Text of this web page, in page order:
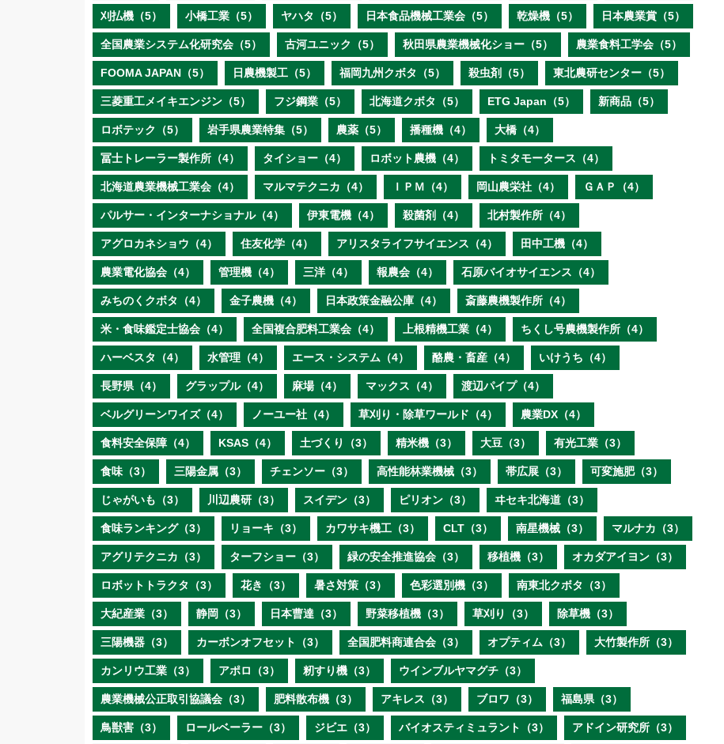
刈払機（5） 小橋工業（5） ヤハタ（5） 日本食品機械工業会（5） 乾燥機（5） 日本農業賞（5）
全国農業システム化研究会（5） 古河ユニック（5） 秋田県農業機械化ショー（5） 農業食料工学会（5）
FOOMA JAPAN（5） 日農機製工（5） 福岡九州クボタ（5） 殺虫剤（5） 東北農研センター（5）
三菱重工メイキエンジン（5） フジ鋼業（5） 北海道クボタ（5） ETG Japan（5） 新商品（5）
ロボテック（5） 岩手県農業特集（5） 農薬（5） 播種機（4） 大橋（4）
冨士トレーラー製作所（4） タイショー（4） ロボット農機（4） トミタモータース（4）
北海道農業機械工業会（4） マルマテクニカ（4） ＩＰＭ（4） 岡山農栄社（4） ＧＡＰ（4）
パルサー・インターナショナル（4） 伊東電機（4） 殺菌剤（4） 北村製作所（4）
アグロカネショウ（4） 住友化学（4） アリスタライフサイエンス（4） 田中工機（4）
農業電化協会（4） 管理機（4） 三洋（4） 報農会（4） 石原バイオサイエンス（4）
みちのくクボタ（4） 金子農機（4） 日本政策金融公庫（4） 斎藤農機製作所（4）
米・食味鑑定士協会（4） 全国複合肥料工業会（4） 上根精機工業（4） ちくし号農機製作所（4）
ハーベスタ（4） 水管理（4） エース・システム（4） 酪農・畜産（4） いけうち（4）
長野県（4） グラップル（4） 麻場（4） マックス（4） 渡辺パイプ（4）
ベルグリーンワイズ（4） ノーユー社（4） 草刈り・除草ワールド（4） 農業DX（4）
食料安全保障（4） KSAS（4） 土づくり（3） 精米機（3） 大豆（3） 有光工業（3）
食味（3） 三陽金属（3） チェンソー（3） 高性能林業機械（3） 帯広展（3） 可変施肥（3）
じゃがいも（3） 川辺農研（3） スイデン（3） ピリオン（3） ヰセキ北海道（3）
食味ランキング（3） リョーキ（3） カワサキ機工（3） CLT（3） 南星機械（3） マルナカ（3）
アグリテクニカ（3） ターフショー（3） 緑の安全推進協会（3） 移植機（3） オカダアイヨン（3）
ロボットトラクタ（3） 花き（3） 暑さ対策（3） 色彩選別機（3） 南東北クボタ（3）
大紀産業（3） 静岡（3） 日本曹達（3） 野菜移植機（3） 草刈り（3） 除草機（3）
三陽機器（3） カーボンオフセット（3） 全国肥料商連合会（3） オプティム（3） 大竹製作所（3）
カンリウ工業（3） アポロ（3） 籾すり機（3） ウインブルヤマグチ（3）
農業機械公正取引協議会（3） 肥料散布機（3） アキレス（3） ブロワ（3） 福島県（3）
鳥獣害（3） ロールベーラー（3） ジビエ（3） バイオスティミュラント（3） アドイン研究所（3）